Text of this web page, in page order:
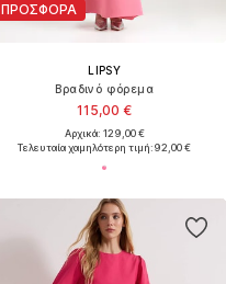
ΠΡΟΣΦΟΡΑ
LIPSY
Βραδινό φόρεμα
115,00 €
Αρχικά: 129,00 €
Τελευταία χαμηλότερη τιμή:92,00 €